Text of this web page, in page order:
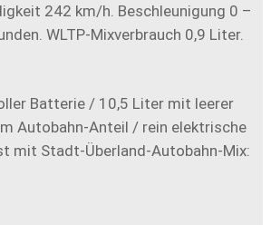
242 km/h. Beschleunigung 0 –
WLTP-Mixverbrauch 0,9 Liter.
Batterie / 10,5 Liter mit leerer
Autobahn-Anteil / rein elektrische
mit Stadt-Überland-Autobahn-Mix: